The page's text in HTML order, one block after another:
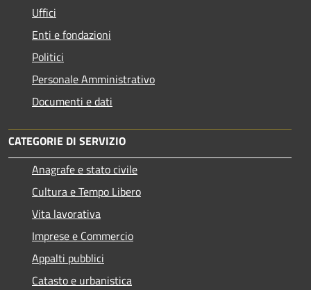
Uffici
Enti e fondazioni
Politici
Personale Amministrativo
Documenti e dati
CATEGORIE DI SERVIZIO
Anagrafe e stato civile
Cultura e Tempo Libero
Vita lavorativa
Imprese e Commercio
Appalti pubblici
Catasto e urbanistica